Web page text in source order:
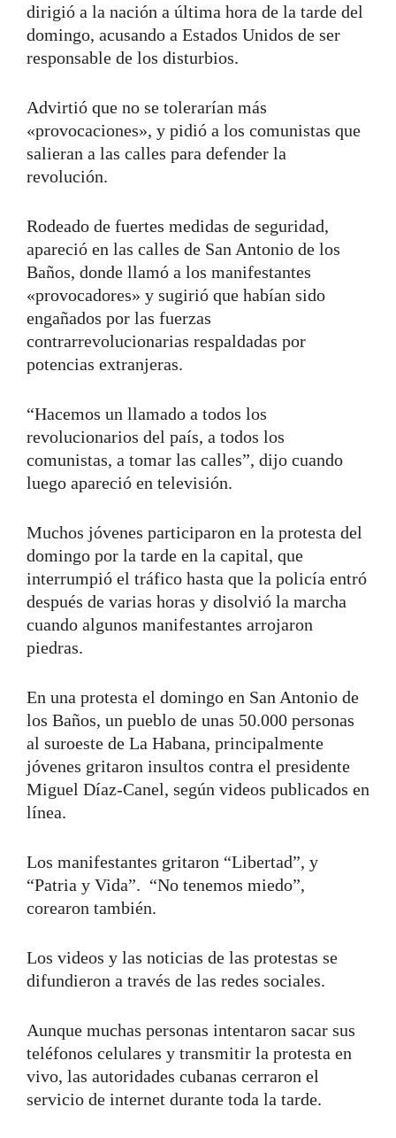
dirigió a la nación a última hora de la tarde del
domingo, acusando a Estados Unidos de ser
responsable de los disturbios.
Advirtió que no se tolerarían más
«provocaciones», y pidió a los comunistas que
salieran a las calles para defender la
revolución.
Rodeado de fuertes medidas de seguridad,
apareció en las calles de San Antonio de los
Baños, donde llamó a los manifestantes
«provocadores» y sugirió que habían sido
engañados por las fuerzas
contrarrevolucionarias respaldadas por
potencias extranjeras.
“Hacemos un llamado a todos los
revolucionarios del país, a todos los
comunistas, a tomar las calles”, dijo cuando
luego apareció en televisión.
Muchos jóvenes participaron en la protesta del
domingo por la tarde en la capital, que
interrumpió el tráfico hasta que la policía entró
después de varias horas y disolvió la marcha
cuando algunos manifestantes arrojaron
piedras.
En una protesta el domingo en San Antonio de
los Baños, un pueblo de unas 50.000 personas
al suroeste de La Habana, principalmente
jóvenes gritaron insultos contra el presidente
Miguel Díaz-Canel, según videos publicados en
línea.
Los manifestantes gritaron “Libertad”, y
“Patria y Vida”. “No tenemos miedo”,
corearon también.
Los videos y las noticias de las protestas se
difundieron a través de las redes sociales.
Aunque muchas personas intentaron sacar sus
teléfonos celulares y transmitir la protesta en
vivo, las autoridades cubanas cerraron el
servicio de internet durante toda la tarde.